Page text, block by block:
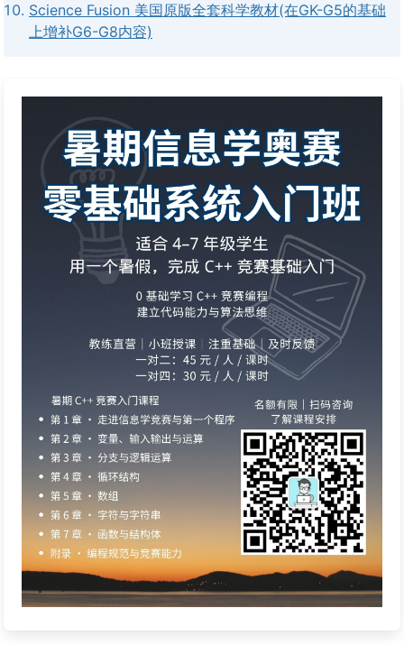
Science Fusion 美国原版全套科学教材(在GK-G5的基础
上增补G6-G8内容)